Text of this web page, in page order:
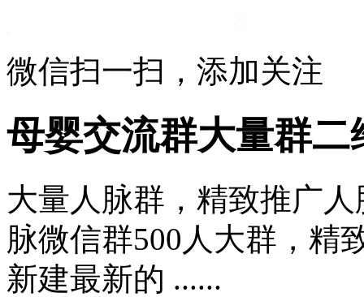
微信扫一扫，添加关注
母婴交流群大量群
大量人脉群，精致推广
脉微信群500人大群，精
新建最新的 ......